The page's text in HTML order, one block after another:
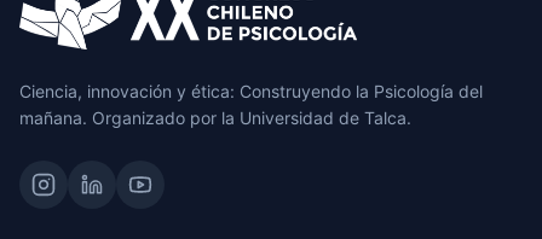
Ciencia, innovación y ética: Construyendo la Psicología del
mañana. Organizado por la Universidad de Talca.